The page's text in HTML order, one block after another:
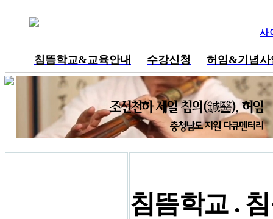
사
침뜸학교&교육안내 수강신청
허임&기념사
내공부방
침뜸학교 .